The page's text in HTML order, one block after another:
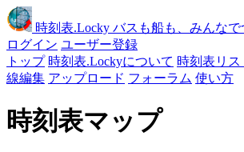
時刻表.Locky バスも船も、みんな
ログイン ユーザー登録
トップ 時刻表.Lockyについて 時刻表リス
線編集 アップロード フォーラム 使い方
時刻表マップ